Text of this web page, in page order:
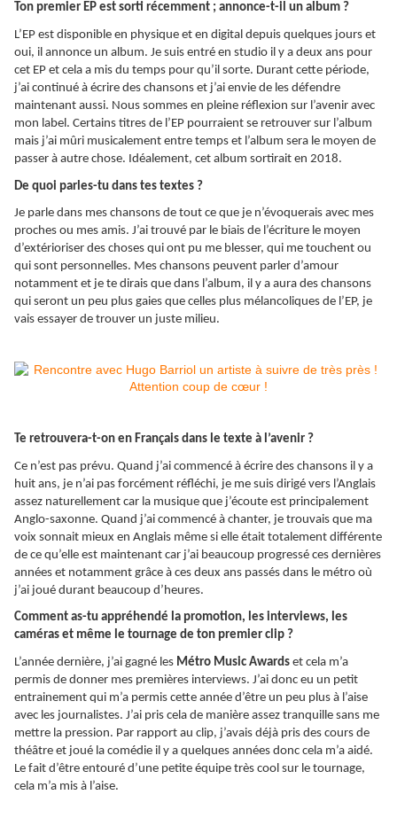
Ton premier EP est sorti récemment ; annonce-t-il un album ?
L’EP est disponible en physique et en digital depuis quelques jours et
oui, il annonce un album. Je suis entré en studio il y a deux ans pour
cet EP et cela a mis du temps pour qu’il sorte. Durant cette période,
j’ai continué à écrire des chansons et j’ai envie de les défendre
maintenant aussi. Nous sommes en pleine réflexion sur l’avenir avec
mon label. Certains titres de l’EP pourraient se retrouver sur l’album
mais j’ai mûri musicalement entre temps et l’album sera le moyen de
passer à autre chose. Idéalement, cet album sortirait en 2018.
De quoi parles-tu dans tes textes ?
Je parle dans mes chansons de tout ce que je n’évoquerais avec mes
proches ou mes amis. J’ai trouvé par le biais de l’écriture le moyen
d’extérioriser des choses qui ont pu me blesser, qui me touchent ou
qui sont personnelles. Mes chansons peuvent parler d’amour
notamment et je te dirais que dans l’album, il y a aura des chansons
qui seront un peu plus gaies que celles plus mélancoliques de l’EP, je
vais essayer de trouver un juste milieu.
Te retrouvera-t-on en Français dans le texte à l’avenir ?
Ce n’est pas prévu. Quand j’ai commencé à écrire des chansons il y a
huit ans, je n’ai pas forcément réfléchi, je me suis dirigé vers l’Anglais
assez naturellement car la musique que j’écoute est principalement
Anglo-saxonne. Quand j’ai commencé à chanter, je trouvais que ma
voix sonnait mieux en Anglais même si elle était totalement différente
de ce qu’elle est maintenant car j’ai beaucoup progressé ces dernières
années et notamment grâce à ces deux ans passés dans le métro où
j’ai joué durant beaucoup d’heures.
Comment as-tu appréhendé la promotion, les interviews, les
caméras et même le tournage de ton premier clip ?
L’année dernière, j’ai gagné les Métro Music Awards et cela m’a
permis de donner mes premières interviews. J’ai donc eu un petit
entrainement qui m’a permis cette année d’être un peu plus à l’aise
avec les journalistes. J’ai pris cela de manière assez tranquille sans me
mettre la pression. Par rapport au clip, j’avais déjà pris des cours de
théâtre et joué la comédie il y a quelques années donc cela m’a aidé.
Le fait d’être entouré d’une petite équipe très cool sur le tournage,
cela m’a mis à l’aise.